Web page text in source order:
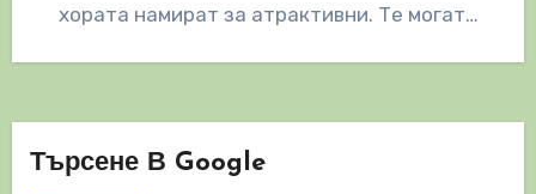
хората намират за атрактивни. Те могат…
Търсене В Google